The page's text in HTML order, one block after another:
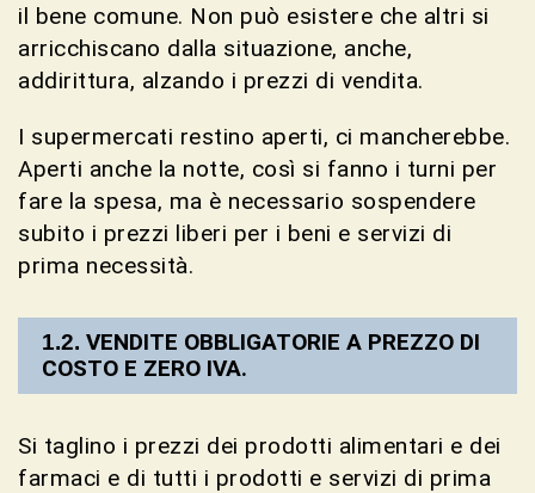
il bene comune. Non può esistere che altri si
arricchiscano dalla situazione, anche,
addirittura, alzando i prezzi di vendita.
I supermercati restino aperti, ci mancherebbe.
Aperti anche la notte, così si fanno i turni per
fare la spesa, ma è necessario sospendere
subito i prezzi liberi per i beni e servizi di
prima necessità.
VENDITE OBBLIGATORIE A PREZZO DI
COSTO E ZERO IVA.
Si taglino i prezzi dei prodotti alimentari e dei
farmaci e di tutti i prodotti e servizi di prima